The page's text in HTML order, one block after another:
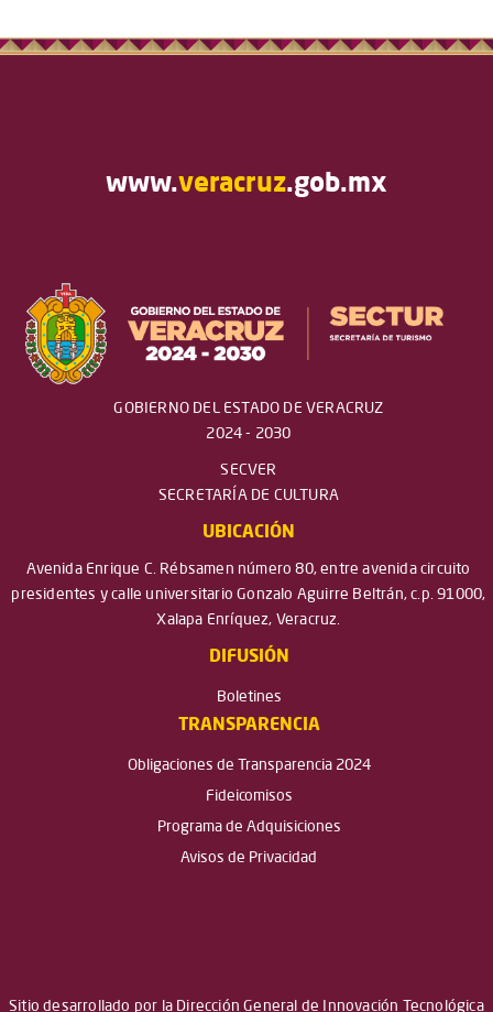
www.veracruz.gob.mx
GOBIERNO DEL ESTADO DE VERACRUZ
2024 - 2030
SECVER
SECRETARÍA DE CULTURA
UBICACIÓN
Avenida Enrique C. Rébsamen número 80, entre avenida circuito
presidentes y calle universitario Gonzalo Aguirre Beltrán, c.p. 91000,
Xalapa Enríquez, Veracruz.
DIFUSIÓN
Boletines
TRANSPARENCIA
Obligaciones de Transparencia 2024
Fideicomisos
Programa de Adquisiciones
Avisos de Privacidad
Sitio desarrollado por la Dirección General de Innovación Tecnológica